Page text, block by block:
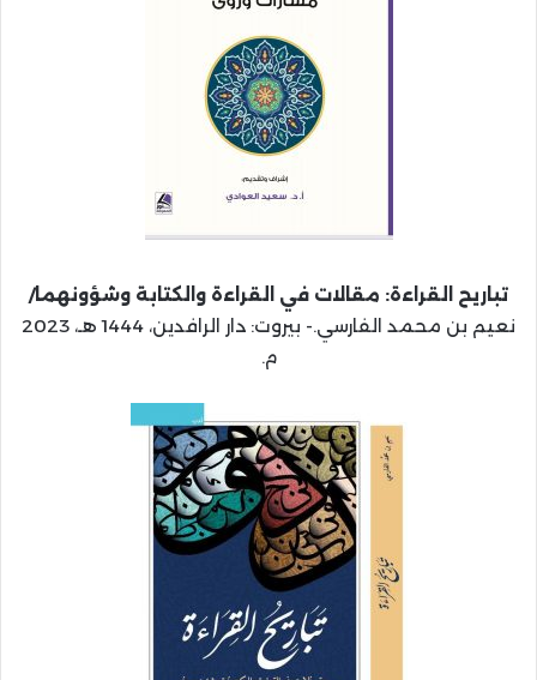
تباريح القراءة: مقالات في القراءة والكتابة وشؤونهما/
نعيم بن محمد الفارسي.- بيروت: دار الرافدين، 1444 هـ، 2023
م.